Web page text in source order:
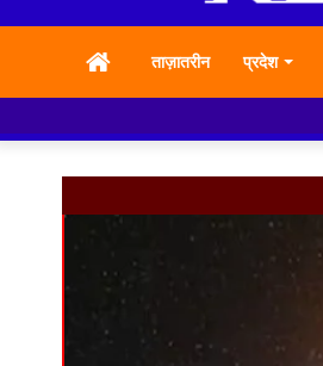
HOMEताज़ातरीन प्रदेश